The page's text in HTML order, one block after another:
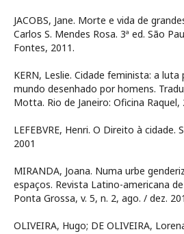
JACOBS, Jane. Morte e vida de
Carlos S. Mendes Rosa. 3ª ed. São
Fontes, 2011.
KERN, Leslie. Cidade feminista: a
mundo desenhado por homens.
Motta. Rio de Janeiro: Oficina Raquel,
LEFEBVRE, Henri. O Direito à cidade.
2001
MIRANDA, Joana. Numa urbe
espaços. Revista Latino-americana
Ponta Grossa, v. 5, n. 2, ago. / dez.
OLIVEIRA, Hugo; DE OLIVEIRA,